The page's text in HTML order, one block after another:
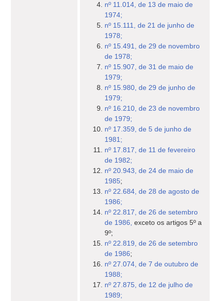
nº 11.014, de 13 de maio de
1974;
nº 15.111, de 21 de junho de
1978;
nº 15.491, de 29 de novembro
de 1978;
nº 15.907, de 31 de maio de
1979;
nº 15.980, de 29 de junho de
1979;
nº 16.210, de 23 de novembro
de 1979;
nº 17.359, de 5 de junho de
1981;
nº 17.817, de 11 de fevereiro
de 1982;
nº 20.943, de 24 de maio de
1985;
nº 22.684, de 28 de agosto de
1986;
nº 22.817, de 26 de setembro
de 1986,exceto os artigos 5º a
9º;
nº 22.819, de 26 de setembro
de 1986;
nº 27.074, de 7 de outubro de
1988;
nº 27.875, de 12 de julho de
1989;